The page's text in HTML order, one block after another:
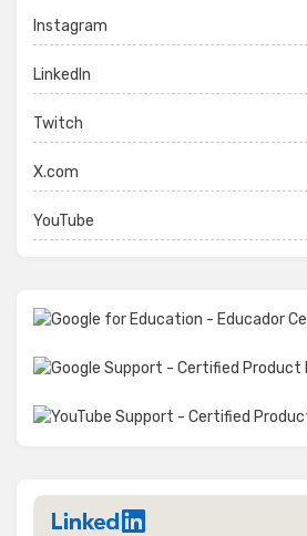
Instagram
LinkedIn
Twitch
X.com
YouTube
LinkedIn